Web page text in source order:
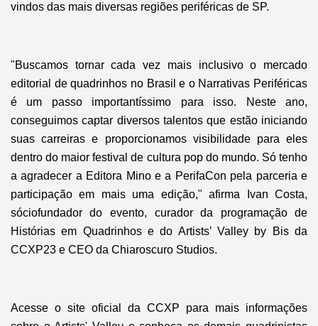
vindos das mais diversas regiões periféricas de SP.
"Buscamos tornar cada vez mais inclusivo o mercado
editorial de quadrinhos no Brasil e o Narrativas Periféricas
é um passo importantíssimo para isso. Neste ano,
conseguimos captar diversos talentos que estão iniciando
suas carreiras e proporcionamos visibilidade para eles
dentro do maior festival de cultura pop do mundo. Só tenho
a agradecer a Editora Mino e a PerifaCon pela parceria e
participação em mais uma edição," afirma Ivan Costa,
sóciofundador do evento, curador da programação de
Histórias em Quadrinhos e do Artists’ Valley by Bis da
CCXP23 e CEO da Chiaroscuro Studios.
Acesse o site oficial da CCXP para mais informações